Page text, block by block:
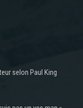
selon Paul King